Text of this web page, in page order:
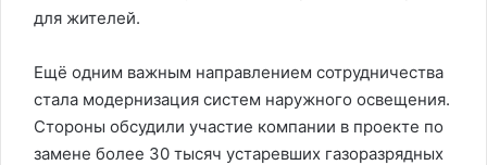
для жителей.
Ещё одним важным направлением сотрудничества
стала модернизация систем наружного освещения.
Стороны обсудили участие компании в проекте по
замене более 30 тысяч устаревших газоразрядных